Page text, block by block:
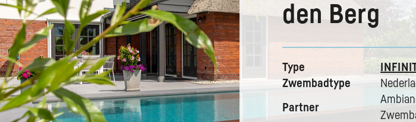
den Berg
Type
Zwembadtype
Partner